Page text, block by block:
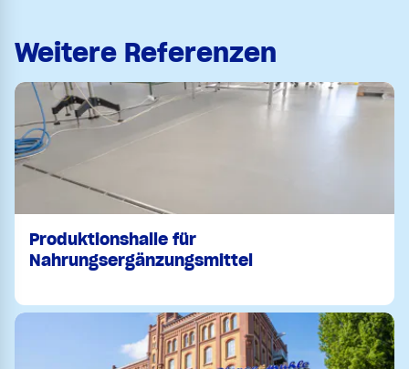
Weitere Referenzen
Produktionshalle für
Nahrungsergänzungsmittel